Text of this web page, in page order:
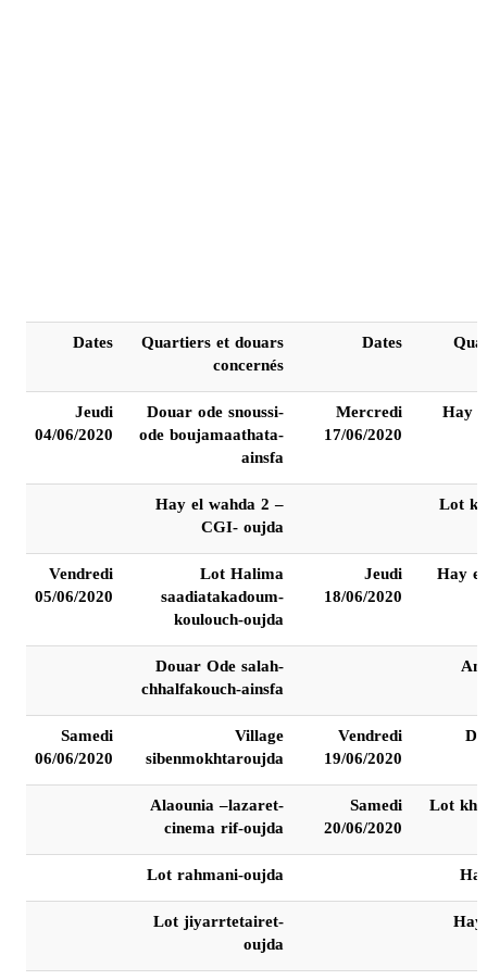
Dates
Quartiers et douars
concernés
Dates
Hay
Mercredi
17/06/2020
Douar ode snoussi-
ode boujamaathata-
ainsfa
Jeudi
04/06/2020
Lot
Hay el wahda 2 –
CGI- oujda
Hay
Jeudi
18/06/2020
Lot Halima
saadiatakadoum-
koulouch-oujda
Vendredi
05/06/2020
Douar Ode salah-
chhalfakouch-ainsfa
Vendredi
19/06/2020
Village
sibenmokhtaroujda
Samedi
06/06/2020
Lot
Samedi
20/06/2020
Alaounia –lazaret-
cinema rif-oujda
Lot rahmani-oujda
Lot jiyarrtetairet-
oujda